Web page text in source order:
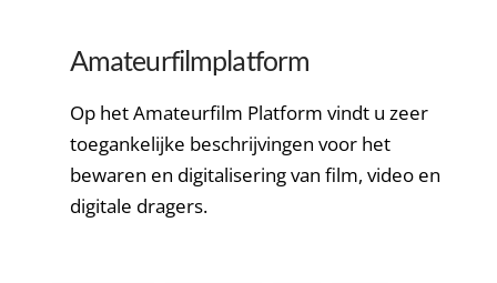
Amateurfilmplatform
Op het Amateurfilm Platform vindt u zeer
toegankelijke beschrijvingen voor het
bewaren en digitalisering van film, video en
digitale dragers.